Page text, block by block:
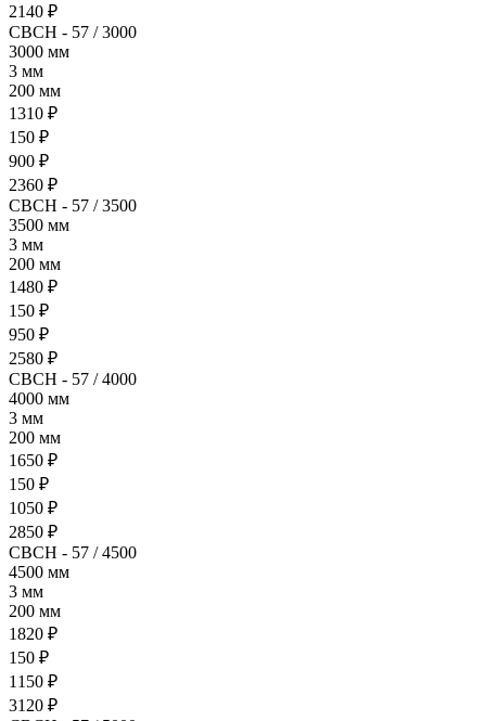
2140 ₽
СВСН - 57 / 3000
3000 мм
3 мм
200 мм
1310 ₽
150 ₽
900 ₽
2360 ₽
СВСН - 57 / 3500
3500 мм
3 мм
200 мм
1480 ₽
150 ₽
950 ₽
2580 ₽
СВСН - 57 / 4000
4000 мм
3 мм
200 мм
1650 ₽
150 ₽
1050 ₽
2850 ₽
СВСН - 57 / 4500
4500 мм
3 мм
200 мм
1820 ₽
150 ₽
1150 ₽
3120 ₽